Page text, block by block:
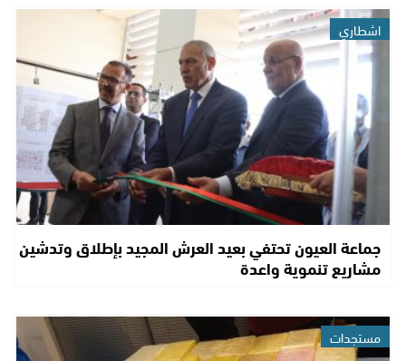
اشطاري
جماعة العيون تحتفي بعيد العرش المجيد بإطلاق وتدشين
مشاريع تنموية واعدة
مستجدات